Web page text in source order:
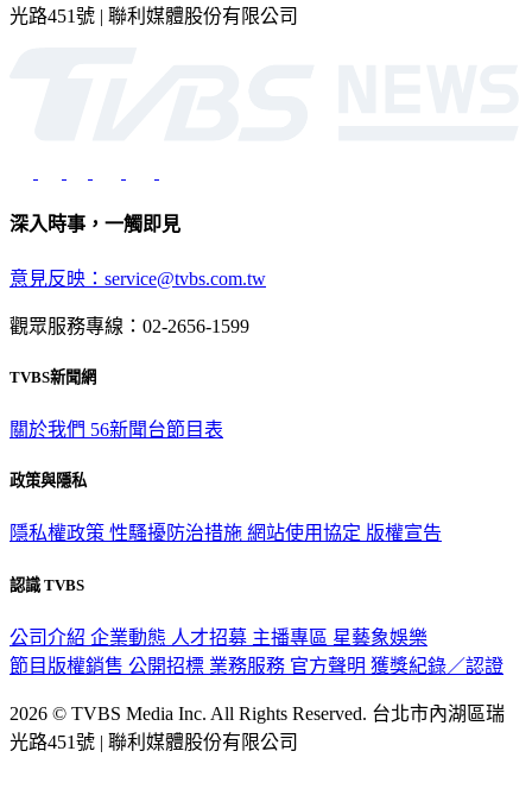
光路451號 | 聯利媒體股份有限公司
深入時事，一觸即見
意見反映：service@tvbs.com.tw
觀眾服務專線：02-2656-1599
TVBS新聞網
關於我們 56新聞台節目表
政策與隱私
隱私權政策 性騷擾防治措施 網站使用協定 版權宣告
認識 TVBS
公司介紹 企業動態 人才招募 主播專區 星藝象娛樂
節目版權銷售 公開招標 業務服務 官方聲明 獲獎紀錄／認證
2026 © TVBS Media Inc. All Rights Reserved. 台北市內湖區瑞
光路451號 | 聯利媒體股份有限公司